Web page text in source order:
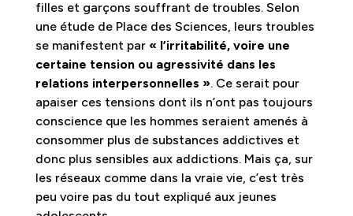
filles et garçons souffrant de troubles. Selon
une étude de Place des Sciences, leurs troubles
se manifestent par « l’irritabilité, voire une
certaine tension ou agressivité dans les
relations interpersonnelles ». Ce serait pour
apaiser ces tensions dont ils n’ont pas toujours
conscience que les hommes seraient amenés à
consommer plus de substances addictives et
donc plus sensibles aux addictions. Mais ça, sur
les réseaux comme dans la vraie vie, c’est très
peu voire pas du tout expliqué aux jeunes